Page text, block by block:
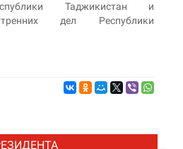
Таджикистан и
дел Республики